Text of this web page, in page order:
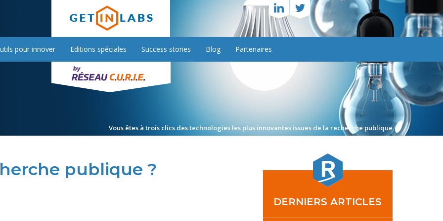
pour innover Editions spéciales Success stories Blog Partenaires
Vous êtes à trois clics des technologies les plus innovantes issues de la recherche publique
publique ?
DERNIERS ARTICLES